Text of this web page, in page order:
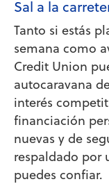
Sal a la
Tanto si estás
semana como
Credit Union
autocaravana
interés
financiación
nuevas y de
respaldado por
puedes confiar.